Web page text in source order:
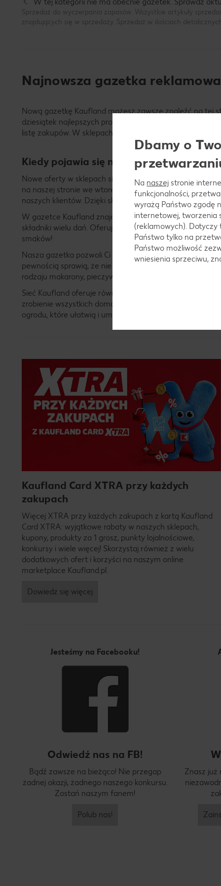
TAK NIE
Sprzedaż do wyczerpania zapasów. Wszystkie artykuły
znajdujących się w sprzedaży. Sprzedaż w ilościach
Najnowsza gazetka
Nową gazetkę Kaufland możesz zawsze znaleźć na tej
dziesiątek najlepszych produktów w niskich cenach.
listę zakupów. W sklepach Kaufland znajdziesz wszystkie
Kiedy pojawia się nowa gazetka
Nowe oferty w sklepach sieci Kaufland pojawiają się w
na naszej stronie we wtorek! Nasze sklepy oferują
naszych klientów. Dzięki sklepom Kaufland znajdziesz
W gazetce Kaufland znajdziesz produkty w niskich
składniki wielu dań. Oferujemy zarówno lokalne
smaków!
Nasza gazetka pozwoli Ci również zapoznać się z
pewnością sprawią, że nie raz odwiedzisz dedykowane
rodzaju makarony, pieczywo i inną żywność, które
Sieć Kaufland oferuje również szereg produktów
zrobienie wszystkich domowych zakupów w jednym
ogrodu, które ułatwią i umilą Twoje codzienne życie. W
Kaufland Card XTRA przy każdych
zakupach
Więcej XTRA przy każdych zakupach z kartą Kaufland
Card XTRA: wyjątkowe rabaty w naszych sklepach,
kupony, produkty za 1 grosz, punkty lojalnościowe,
konkursy i wiele więcej! Skorzystaj również z wielu
dodatkowych ofert i korzyści na naszym online
marketplace Kaufland.pl.
Dowiedz się więcej
Jesteśmy na Facebooku!
Odwiedź nas na FB!
Bądź zawsze na bieżąco! Nie przegap
żadnej okazji, żadnego naszego konkursu.
Zostań naszym fanem!
Polub nas!
Znasz już
Dbamy o
Na naszej stronie
funkcjonalności,
wyrażą Państwo zgodę
internetowej, tworzenia
(reklamowych). Dotyczy
Państwo tylko na
Państwo możliwość
wniesienia sprzeciwu,